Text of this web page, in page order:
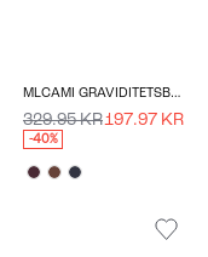
MLCAMI GRAVIDITETSBUKSER
329.95 KR197.97 KR
-40%